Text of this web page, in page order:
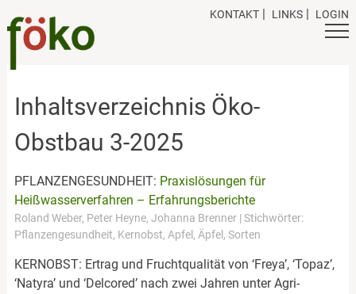
to
content
KONTAKT LINKS LOGIN
Inhaltsverzeichnis Öko-
Obstbau 3-2025
PFLANZENGESUNDHEIT: Praxislösungen für
Heißwasserverfahren – Erfahrungsberichte
Roland Weber, Peter Heyne, Johanna Brenner | Stichwörter:
Pflanzengesundheit, Kernobst, Apfel, Äpfel, Sorten
KERNOBST: Ertrag und Fruchtqualität von ‘Freya’, ‘Topaz’,
‘Natyra’ und ‘Delcored’ nach zwei Jahren unter Agri-